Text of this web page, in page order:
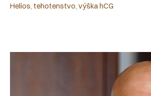
Helios, tehotenstvo, výška hCG